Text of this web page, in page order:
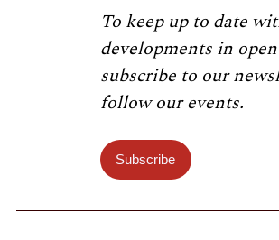
To keep up to date
developments in
subscribe to our
follow our events.
Subscribe